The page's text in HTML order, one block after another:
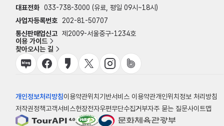
대표전화 033-738-3000 (유료, 평일 09시~18시)
사업자등록번호
202-81-50707
통신판매업신고 제2009-서울중구-1234호
이용 가이드
찾아오시는 길
개인정보처리방침이용약관위치기반서비스 이용약관개인위치정보 처리방침
저작권정책고객서비스헌장전자우편무단수집거부자주 묻는 질문사이트맵